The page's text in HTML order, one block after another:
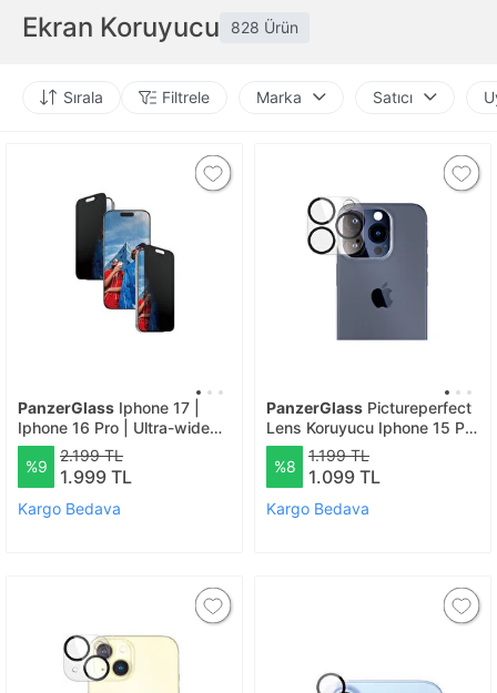
Ekran Koruyucu 828 Ürün
Sırala Filtrele Marka Satıcı
PanzerGlass Iphone 17 |
Iphone 16 Pro | Ultra-wide
Fit Çerçeve Aparatlı 2 Yönlü
Gizli/hayalet Ekranlı Koruyucu
%9
2.199 TL
1.999 TL
Kargo Bedava
PanzerGlass Pictureperfect
Lens Koruyucu Iphone 15 Pro
Ve Iphone 15 Pro Max -
Şeffaf
%8
1.199 TL
1.099 TL
Kargo Bedava